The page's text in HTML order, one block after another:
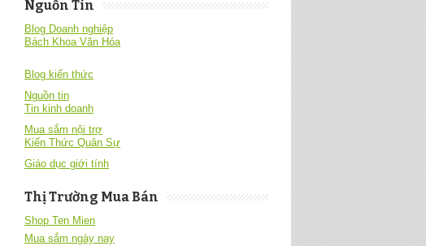
Nguồn Tin
Blog Doanh nghiệp
Bách Khoa Văn Hóa
Blog kiến thức
Nguồn tin
Tin kinh doanh
Mua sắm nội trợ
Kiến Thức Quân Sự
Giáo dục giới tính
Thị Trường Mua Bán
Shop Ten Mien
Mua sắm ngày nay